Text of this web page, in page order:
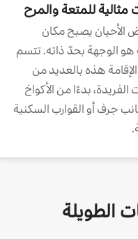
مثالية للمتعة والمرح
الأحيان يصبح مكان
هو الوجهة بحدّ ذاته. تتسم
هذه بالعديد من
الفريدة، بدءًا من الأكواخ
جرف أو القوارب السكنية
الطويلة